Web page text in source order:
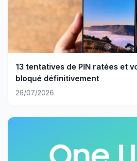
13 tentatives de PIN ratées et
bloqué définitivement
26/07/2026